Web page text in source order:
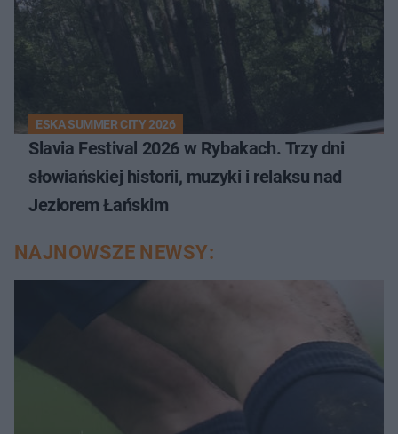
ESKA SUMMER CITY 2026
Slavia Festival 2026 w Rybakach. Trzy dni
słowiańskiej historii, muzyki i relaksu nad
Jeziorem Łańskim
NAJNOWSZE NEWSY: